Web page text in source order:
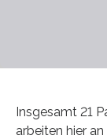
Insgesamt 21
arbeiten hier